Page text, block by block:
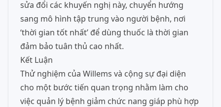
sửa đổi các khuyến nghị này, chuyển hướng
sang mô hình tập trung vào người bệnh, nơi
‘thời gian tốt nhất’ để dùng thuốc là thời gian
đảm bảo tuân thủ cao nhất.
Kết Luận
Thử nghiệm của Willems và cộng sự đại diện
cho một bước tiến quan trọng nhằm làm cho
việc quản lý bệnh giảm chức nang giáp phù hợp